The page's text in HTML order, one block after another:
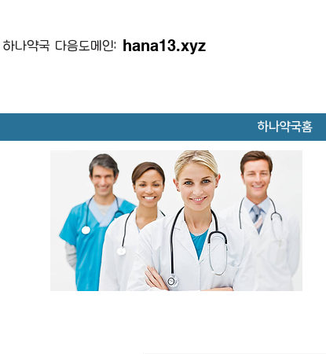
하나약국 다음도메인: hana13.xyz
하나약국홈